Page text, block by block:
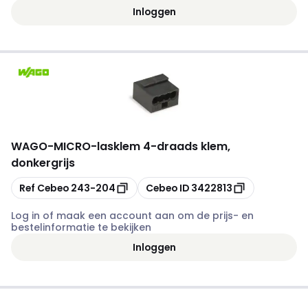
Inloggen
WAGO-MICRO-lasklem 4-draads klem,
donkergrijs
Kopiëren
Ref Cebeo 243-204 Kopiëren
Cebeo ID 3422813
Log in of maak een account aan om de prijs- en
bestelinformatie te bekijken
Inloggen